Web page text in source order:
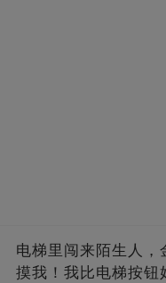
电梯里闯来陌生人，
摸我！我比电梯按钮